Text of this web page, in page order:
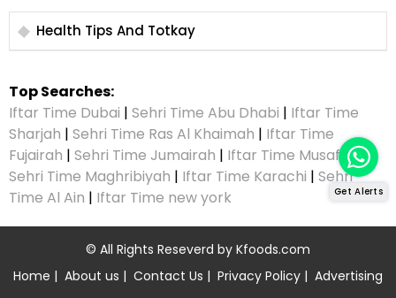
Health Tips And Totkay
Top Searches:
Iftar Time Dubai | Sehri Time Abu Dhabi | Iftar Time
Sharjah | Sehri Time Ras Al Khaimah | Iftar Time
Fujairah | Sehri Time Jumairah | Iftar Time Musaffah|
Sehri Time Maghribiyah | Iftar Time Karachi | Sehri
Time Al Ain | Iftar Time new york
© All Rights Reseverd by Kfoods.com
Home | About us | Contact Us | Privacy Policy | Advertising
Get Alerts